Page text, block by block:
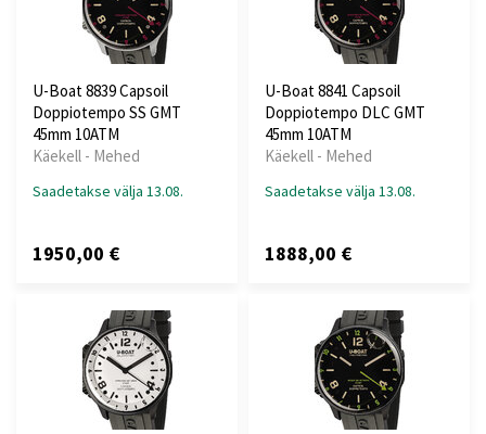
U-Boat 8839 Capsoil
Doppiotempo SS GMT
45mm 10ATM
Käekell - Mehed
Saadetakse välja 13.08.
1950,00 €
U-Boat 8841 Capsoil
Doppiotempo DLC GMT
45mm 10ATM
Käekell - Mehed
Saadetakse välja 13.08.
1888,00 €